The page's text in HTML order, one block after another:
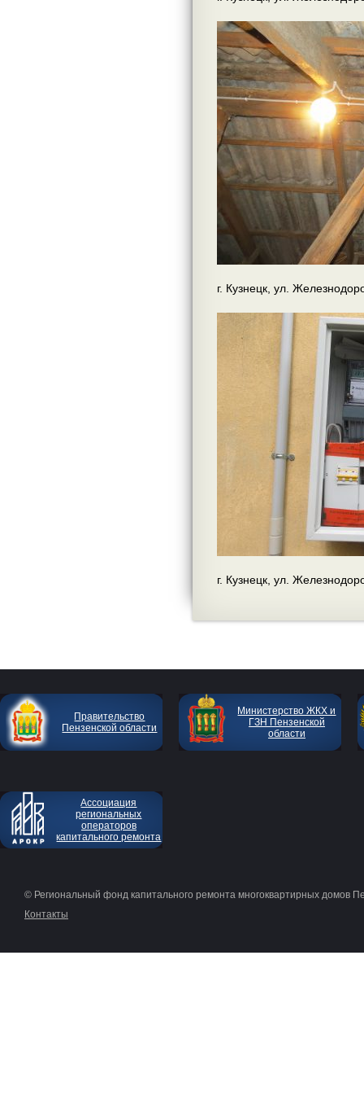
г. Кузнецк, ул.
г. Кузнецк, ул.
Правительство
Пензенской области
Министерство ЖКХ и
ГЗН Пензенской
области
Ассоциация
региональных
операторов
капитального ремонта
© Региональный фонд капитального ремонта многоквартирных домов
Контакты